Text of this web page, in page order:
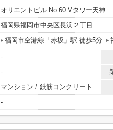
オリエントビル No.60 Vタワー天神
福岡県福岡市中央区長浜２丁目
福岡市空港線「赤坂」駅 徒歩5分
-
-
マンション / 鉄筋コンクリート
-